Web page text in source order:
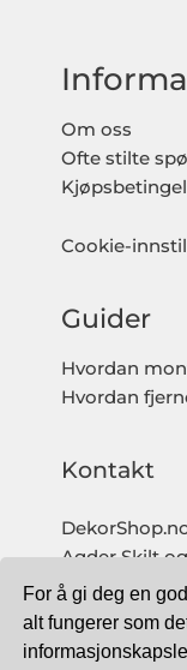
For å gi deg en
alt fungerer som
Om oss
Ofte stilte
Cookie-
Guider
Hvordan
Hvordan
Kontakt
Agder Skilt
Org. nr: 997